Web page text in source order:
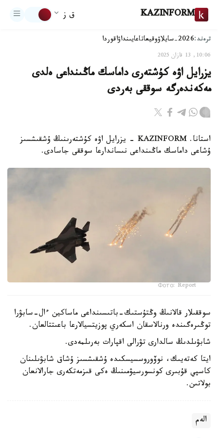
KAZINFORM ق ز
ترەند:2026-سايلاۋ وقيعاتاعايىنداۋاقوردا
10:06, 13 قازان 2025
يزرايل اۋە كۇشتەرى داماسك ماڭىنداعى ەلدى
مەكەندەرگە سوققى بەردى
استانا. KAZINFORM - يزرايل اۋە كۇشتەرىنىڭ ۇشقىشسىز
ۇشاعى داماسك ماڭىنداعى نىساندارعا سوققى جاسادى.
Фото: Report
سوققىلار قالانىڭ وڭتۇستىك-باتىسىنداعى ماساكين ءال-سابۋرا
توڭىرەگىندە ورنالاسقان اسكەري پوزيتسيالارعا باعىتتالعان.
شابۋىلدىڭ سالدارى تۋرالى اقپارات بەرىلمەدى.
ايتا كەتەيىك، نوۆوروسسيسكىدە ۇشقىشسىز ۇشاق شابۋىلىنان
كاسپي قۇبىرى كونسورسيۋمىنىڭ ەكى قىزمەتكەرى جارالانعان
بولاتىن.
الەم